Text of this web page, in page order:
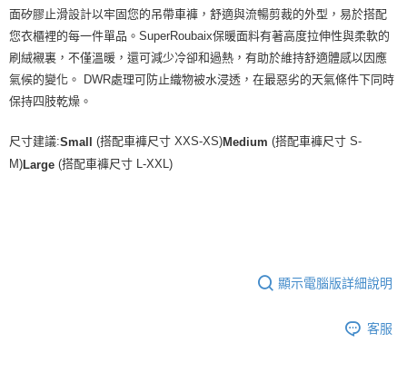
面矽膠止滑設計以牢固您的吊帶車褲，舒適與流暢剪裁的外型，易於搭配
您衣櫃裡的每一件單品。SuperRoubaix保暖面料有著高度拉伸性與柔軟的
刷絨襯裏，不僅溫暖，還可減少冷卻和過熱，有助於維持舒適體感以因應
氣候的變化。 DWR處理可防止織​​物被水浸透，在最惡劣的天氣條件下同時
保持四肢乾燥。
尺寸建議:Small (搭配車褲尺寸 XXS-XS)Medium (搭配車褲尺寸 S-
M)Large (搭配車褲尺寸 L-XXL)
顯示電腦版詳細說明
客服